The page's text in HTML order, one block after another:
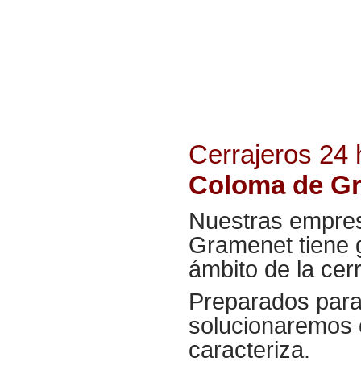
Cerrajeros 24
Coloma de
Nuestras
Gramenet tiene
ámbito de la
Preparados
solucionaremos
caracteriza.